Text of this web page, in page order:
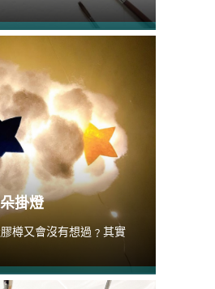
掛燈
樽又會沒有想過﹖其實